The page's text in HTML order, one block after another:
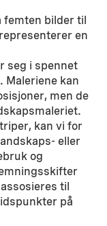
femten bilder til
en
seg i spennet
Maleriene kan
men de
kan vi for
eller
og
til
på